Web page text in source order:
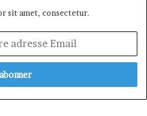
sit amet, consectetur.